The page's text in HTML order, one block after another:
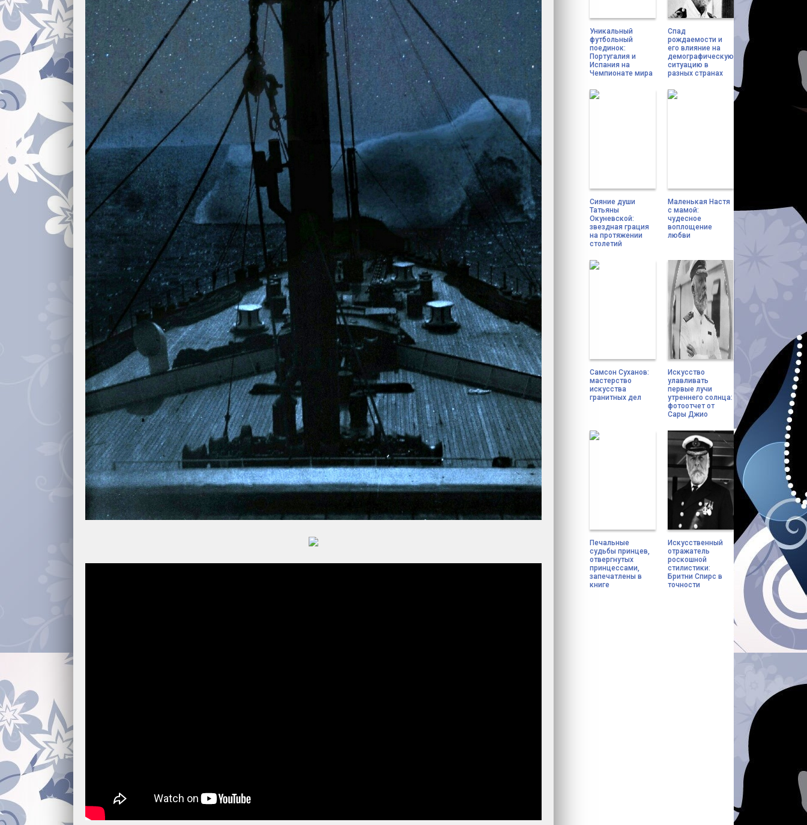
Уникальный
футбольный
поединок:
Португалия и
Испания на
Чемпионате мира
Спад
рождаемости и
его влияние на
демографическую
ситуацию в
разных странах
Сияние души
Татьяны
Окуневской:
звездная грация
на протяжении
столетий
Маленькая Настя
с мамой:
чудесное
воплощение
любви
Самсон Суханов:
мастерство
искусства
гранитных дел
Искусство
улавливать
первые лучи
утреннего солнца:
фотоотчет от
Сары Джио
Печальные
судьбы принцев,
отвергнутых
принцессами,
запечатлены в
книге
Искусственный
отражатель
роскошной
стилистики:
Бритни Спирс в
точности